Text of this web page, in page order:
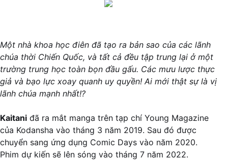
Một nhà khoa học điên đã tạo ra bản sao của các lãnh
chúa thời Chiến Quốc, và tất cả đều tập trung lại ở một
trường trung học toàn bọn đầu gấu. Các mưu lược thực
giả và bạo lực xoay quanh uy quyền! Ai mới thật sự là vị
lãnh chúa mạnh nhất!?
Kaitani đã ra mắt manga trên tạp chí Young Magazine
của Kodansha vào tháng 3 năm 2019. Sau đó được
chuyển sang ứng dụng Comic Days vào năm 2020.
Phim dự kiến sẽ lên sóng vào tháng 7 năm 2022.